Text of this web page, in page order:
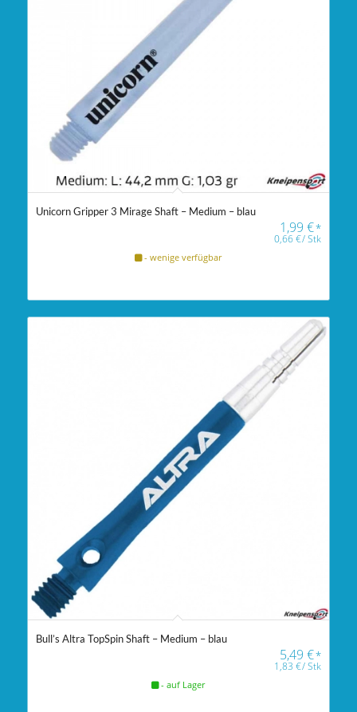
Unicorn Gripper 3 Mirage Shaft – Medium – blau
1,99€*
0,66€/Stk
- wenige verfügbar
Bull’s Altra TopSpin Shaft – Medium – blau
5,49€*
1,83€/Stk
- auf Lager